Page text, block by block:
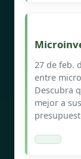
27 de feb.
entre
Descubra
mejor a